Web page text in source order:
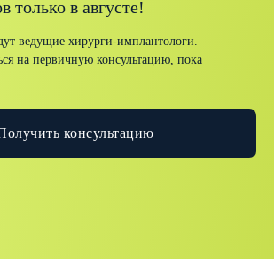
только в августе!
ведущие хирурги-имплантологи.
на первичную консультацию, пока
консультацию